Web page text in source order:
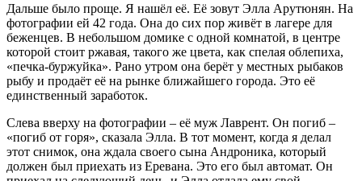
Дальше было проще. Я нашёл её. Её зовут Элла Арутюнян. На
фотографии ей 42 года. Она до сих пор живёт в лагере для
беженцев. В небольшом домике с одной комнатой, в центре
которой стоит ржавая, такого же цвета, как спелая облепиха,
«печка-буржуйка». Рано утром она берёт у местных рыбаков
рыбу и продаёт её на рынке ближайшего города. Это её
единственный заработок.
Слева вверху на фотографии – её муж Лаврент. Он погиб –
«погиб от горя», сказала Элла. В тот момент, когда я делал
этот снимок, она ждала своего сына Андроника, который
должен был приехать из Еревана. Это его был автомат. Он